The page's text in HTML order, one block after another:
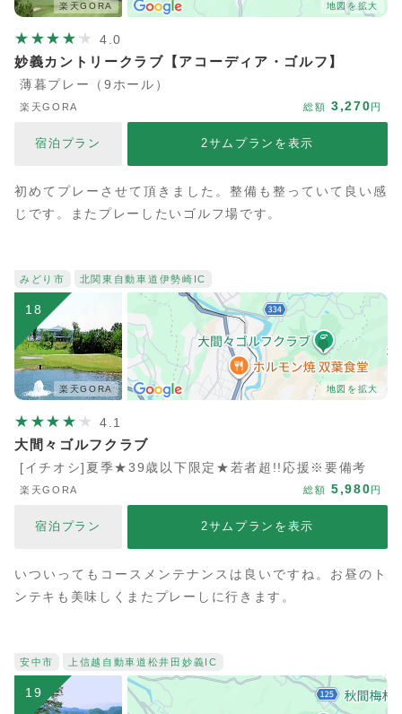
楽天GORA 地図を拡大
4.0
妙義カントリークラブ【アコーディア・ゴルフ】
薄暮プレー（9ホール）
楽天GORA 総額 3,270円
宿泊プラン 2サムプランを表示
初めてプレーさせて頂きました。整備も整っていて良い感
じです。またプレーしたいゴルフ場です。
みどり市 北関東自動車道 伊勢崎IC
18
楽天GORA 地図を拡大
4.1
大間々ゴルフクラブ
[イチオシ]夏季★39歳以下限定★若者超!!応援※要備考
楽天GORA 総額 5,980円
宿泊プラン 2サムプランを表示
いついってもコースメンテナンスは良いですね。お昼のト
ンテキも美味しくまたプレーしに行きます。
安中市 上信越自動車道 松井田妙義IC
19